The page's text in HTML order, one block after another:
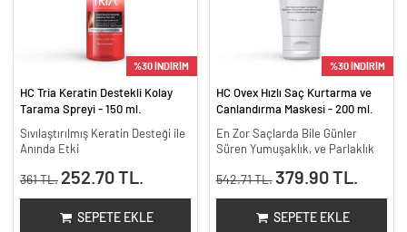
%30 İNDİRİM
HC Tria Keratin Destekli Kolay
Tarama Spreyi - 150 ml.
Sıvılaştırılmış Keratin Desteği ile
Anında Etki
361 TL. 252.70 TL.
SEPETE EKLE
%30 İNDİRİM
HC Ovex Hızlı Saç Kurtarma ve
Canlandırma Maskesi - 200 ml.
En Zor Saçlarda Bile Günler
Süren Yumuşaklık, ve Parlaklık
542.71 TL. 379.90 TL.
SEPETE EKLE